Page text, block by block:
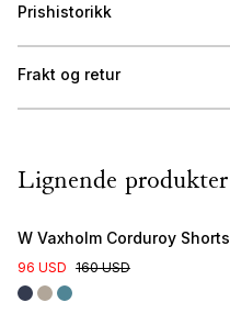
Prishistorikk
Frakt og retur
Lignende produkter
W Vaxholm Corduroy Shorts
96 USD 160 USD